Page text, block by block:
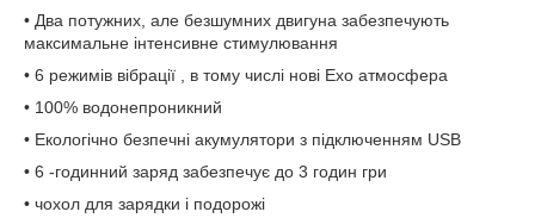
• Два потужних, але безшумних двигуна забезпечують
максимальне інтенсивне стимулювання
• 6 режимів вібрації , в тому числі нові Ехо атмосфера
• 100% водонепроникний
• Екологічно безпечні акумулятори з підключенням USB
• 6 -годинний заряд забезпечує до 3 годин гри
• чохол для зарядки і подорожі